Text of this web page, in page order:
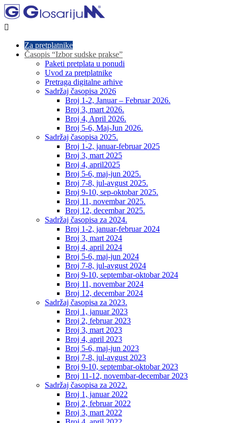

Za pretplatnike
Časopis “Izbor sudske prakse”
Paketi pretplata u ponudi
Uvod za pretplatnike
Pretraga digitalne arhive
Sadržaj časopisa 2026
Broj 1-2, Januar – Februar 2026.
Broj 3, mart 2026.
Broj 4, April 2026.
Broj 5-6, Maj-Jun 2026.
Sadržaj časopisa 2025.
Broj 1-2, januar-februar 2025
Broj 3, mart 2025
Broj 4, april2025
Broj 5-6, maj-jun 2025.
Broj 7-8, jul-avgust 2025.
Broj 9-10, sep-oktobar 2025.
Broj 11, novembar 2025.
Broj 12, decembar 2025.
Sadržaj časopisa za 2024.
Broj 1-2, januar-februar 2024
Broj 3, mart 2024
Broj 4, april 2024
Broj 5-6, maj-jun 2024
Broj 7-8, jul-avgust 2024
Broj 9-10, septembar-oktobar 2024
Broj 11, novembar 2024
Broj 12, decembar 2024
Sadržaj časopisa za 2023.
Broj 1, januar 2023
Broj 2, februar 2023
Broj 3, mart 2023
Broj 4, april 2023
Broj 5-6, maj-jun 2023
Broj 7-8, jul-avgust 2023
Broj 9-10, septembar-oktobar 2023
Broj 11-12, novembar-decembar 2023
Sadržaj časopisa za 2022.
Broj 1, januar 2022
Broj 2, februar 2022
Broj 3, mart 2022